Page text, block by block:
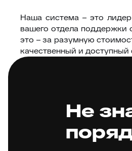
Наша система – это
вашего отдела поддержки
это – за разумную
качественный и
Не